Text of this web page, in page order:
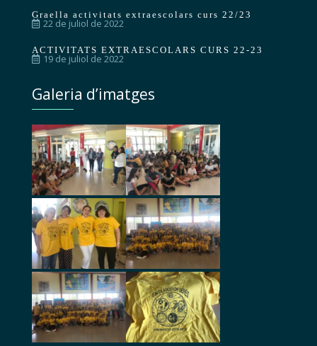
Graella activitats extraescolars curs 22/23
22 de juliol de 2022
ACTIVITATS EXTRAESCOLARS CURS 22-23
19 de juliol de 2022
Galeria d’imatges